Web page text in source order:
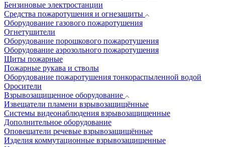
Бензиновые электростанции
Средства пожаротушения и огнезащиты
Оборудование газового пожаротушения
Огнетушители
Оборудование порошкового пожаротушения
Оборудование аэрозольного пожаротушения
Щиты пожарные
Пожарные рукава и стволы
Оборудование пожаротушения тонкораспыленной водой
Оросители
Взрывозащищенное оборудование
Извещатели пламени взрывозащищённые
Системы видеонаблюдения взрывозащищенные
Дополнительное оборудование
Оповещатели речевые взрывозащищённые
Изделия коммутационные взрывозащищенные